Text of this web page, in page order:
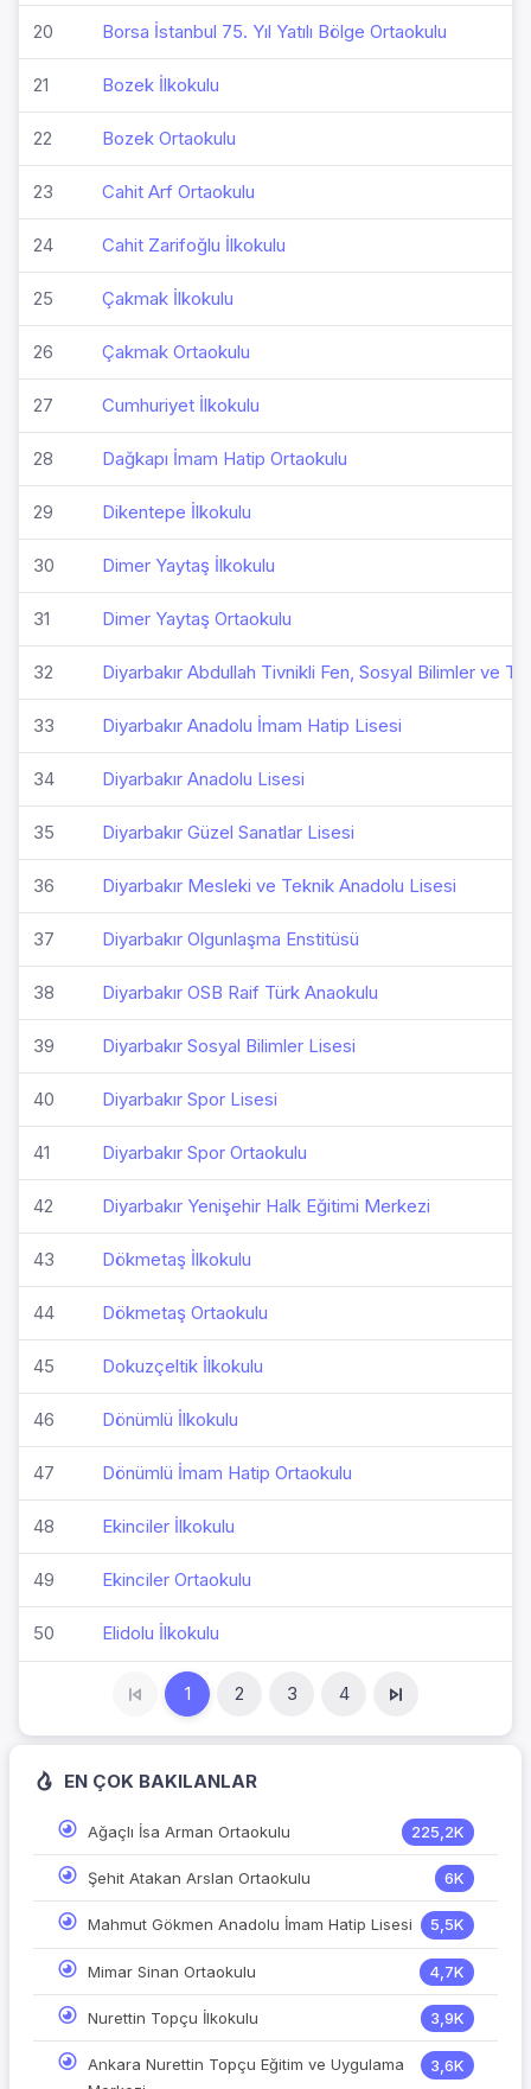
20 Borsa İstanbul 75. Yıl Yatılı Bölge Ortaokulu
21 Bozek İlkokulu
22 Bozek Ortaokulu
23 Cahit Arf Ortaokulu
24 Cahit Zarifoğlu İlkokulu
25 Çakmak İlkokulu
26 Çakmak Ortaokulu
27 Cumhuriyet İlkokulu
28 Dağkapı İmam Hatip Ortaokulu
29 Dikentepe İlkokulu
30 Dimer Yaytaş İlkokulu
31 Dimer Yaytaş Ortaokulu
32 Diyarbakır Abdullah Tivnikli Fen, Sosyal Bilimler ve
33 Diyarbakır Anadolu İmam Hatip Lisesi
34 Diyarbakır Anadolu Lisesi
35 Diyarbakır Güzel Sanatlar Lisesi
36 Diyarbakır Mesleki ve Teknik Anadolu Lisesi
37 Diyarbakır Olgunlaşma Enstitüsü
38 Diyarbakır OSB Raif Türk Anaokulu
39 Diyarbakır Sosyal Bilimler Lisesi
40 Diyarbakır Spor Lisesi
41 Diyarbakır Spor Ortaokulu
42 Diyarbakır Yenişehir Halk Eğitimi Merkezi
43 Dökmetaş İlkokulu
44 Dökmetaş Ortaokulu
45 Dokuzçeltik İlkokulu
46 Dönümlü İlkokulu
47 Dönümlü İmam Hatip Ortaokulu
48 Ekinciler İlkokulu
49 Ekinciler Ortaokulu
50 Elidolu İlkokulu
1 2 3 4
EN ÇOK BAKILANLAR
Ağaçlı İsa Arman Ortaokulu 225,2K
Şehit Atakan Arslan Ortaokulu 6K
Mahmut Gökmen Anadolu İmam Hatip Lisesi 5,5K
Mimar Sinan Ortaokulu 4,7K
Nurettin Topçu İlkokulu 3,9K
Ankara Nurettin Topçu Eğitim ve Uygulama
3,6K